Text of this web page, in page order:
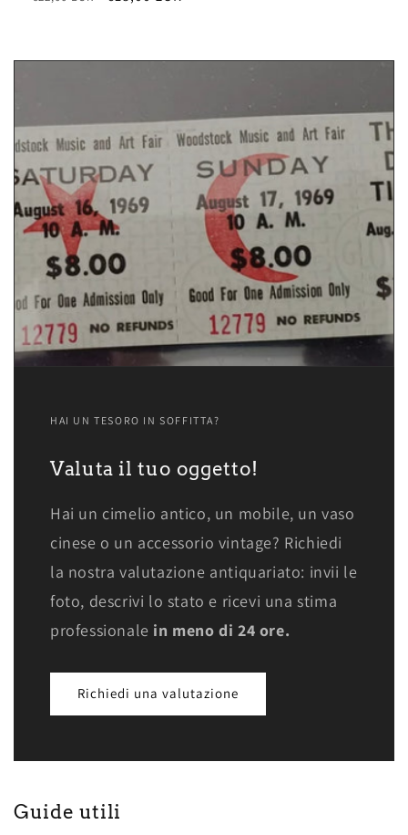
HAI UN TESORO IN SOFFITTA?
Valuta il tuo oggetto!
Hai un cimelio antico, un mobile, un vaso
cinese o un accessorio vintage? Richiedi
la nostra valutazione antiquariato: invii le
foto, descrivi lo stato e ricevi una stima
professionale in meno di 24 ore.
Richiedi una valutazione
Guide utili